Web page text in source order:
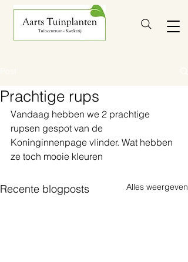
Prachtige rups
Vandaag hebben we 2 prachtige
rupsen gespot van de
Koninginnenpage vlinder. Wat hebben
ze toch mooie kleuren
Recente blogposts Alles weergeven